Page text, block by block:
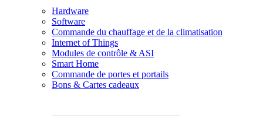
Hardware
Software
Commande du chauffage et de la climatisation
Internet of Things
Modules de contrôle & ASI
Smart Home
Commande de portes et portails
Bons & Cartes cadeaux